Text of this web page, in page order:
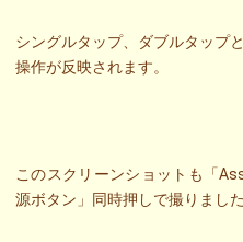
シングルタップ、ダブルタップ
操作が反映されます。
このスクリーンショットも「
源ボタン」同時押しで撮りました